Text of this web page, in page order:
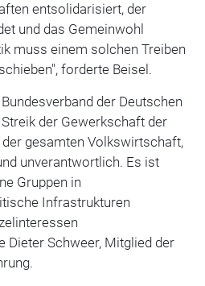
entsolidarisiert, der
und das Gemeinwohl
muss einem solchen Treiben
forderte Beisel.
der Deutschen
der Gewerkschaft der
gesamten Volkswirtschaft,
unverantwortlich. Es ist
Gruppen in
Infrastrukturen
Dieter Schweer, Mitglied der